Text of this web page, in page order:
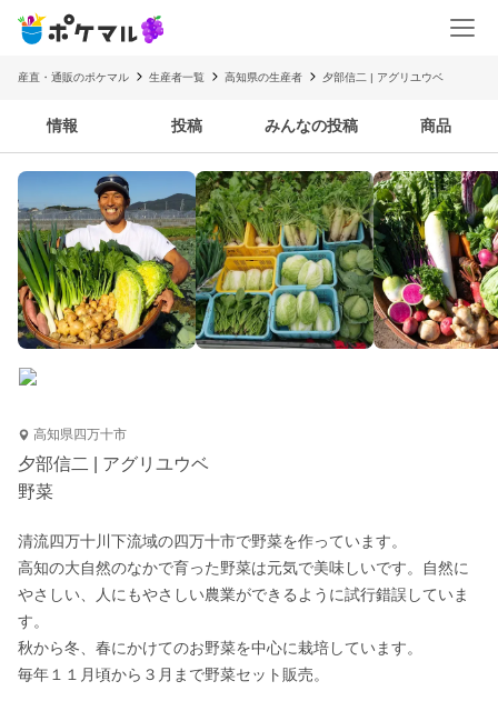
産直・通販のポケマル 生産者一覧 高知県の生産者 夕部信二 | アグリユウベ
情報 投稿 みんなの投稿 商品
高知県四万十市
夕部信二 | アグリユウベ
野菜
清流四万十川下流域の四万十市で野菜を作っています。
高知の大自然のなかで育った野菜は元気で美味しいです。自然に
やさしい、人にもやさしい農業ができるように試行錯誤していま
す。
秋から冬、春にかけてのお野菜を中心に栽培しています。
毎年１１月頃から３月まで野菜セット販売。